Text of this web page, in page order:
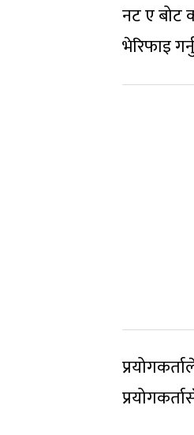
नट ए बोट
भेरिफाइ